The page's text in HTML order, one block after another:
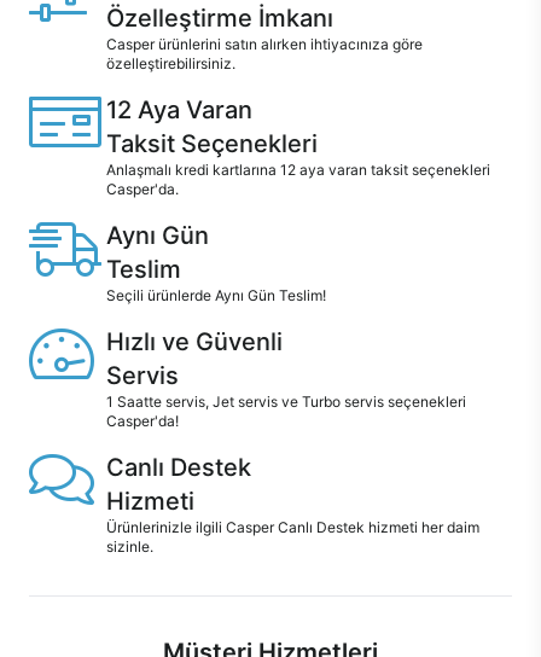
Özelleştirme İmkanı
Casper ürünlerini satın alırken ihtiyacınıza göre
özelleştirebilirsiniz.
12 Aya Varan
Taksit Seçenekleri
Anlaşmalı kredi kartlarına 12 aya varan taksit seçenekleri
Casper'da.
Aynı Gün
Teslim
Seçili ürünlerde Aynı Gün Teslim!
Hızlı ve Güvenli
Servis
1 Saatte servis, Jet servis ve Turbo servis seçenekleri
Casper'da!
Canlı Destek
Hizmeti
Ürünlerinizle ilgili Casper Canlı Destek hizmeti her daim
sizinle.